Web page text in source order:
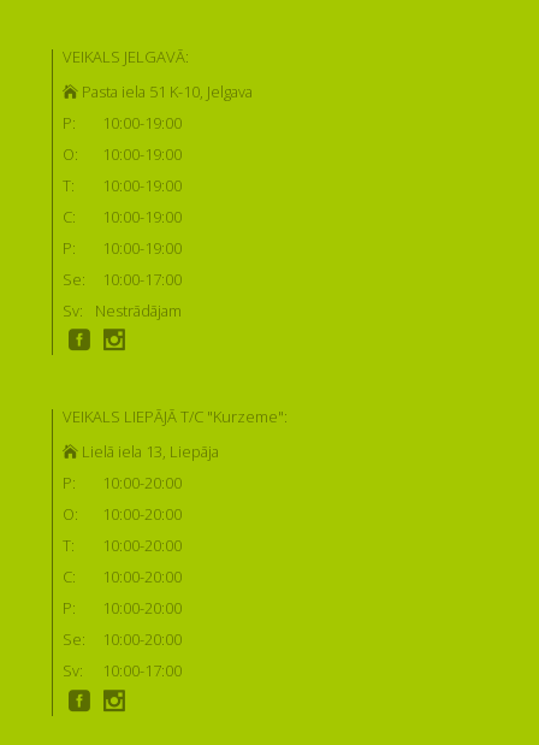
VEIKALS JELGAVĀ:
Pasta iela 51 K-10, Jelgava
P:
10:00-19:00
O:
10:00-19:00
T:
10:00-19:00
C:
10:00-19:00
P:
10:00-19:00
Se:
10:00-17:00
Sv:
Nestrādājam
VEIKALS LIEPĀJĀ T/C "Kurzeme":
Lielā iela 13, Liepāja
P:
10:00-20:00
O:
10:00-20:00
T:
10:00-20:00
C:
10:00-20:00
P:
10:00-20:00
Se:
10:00-20:00
Sv:
10:00-17:00